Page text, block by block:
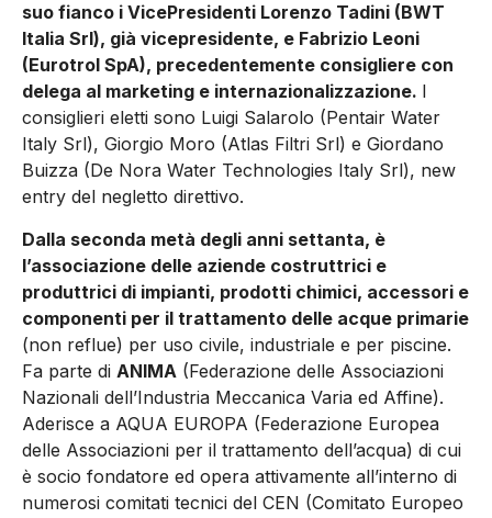
suo fianco i VicePresidenti Lorenzo Tadini (BWT
Italia Srl), già vicepresidente, e Fabrizio Leoni
(Eurotrol SpA), precedentemente consigliere con
delega al marketing e internazionalizzazione. I
consiglieri eletti sono Luigi Salarolo (Pentair Water
Italy Srl), Giorgio Moro (Atlas Filtri Srl) e Giordano
Buizza (De Nora Water Technologies Italy Srl), new
entry del negletto direttivo.
Dalla seconda metà degli anni settanta, è
l’associazione delle aziende costruttrici e
produttrici di impianti, prodotti chimici, accessori e
componenti per il trattamento delle acque primarie
(non reflue) per uso civile, industriale e per piscine.
Fa parte di ANIMA (Federazione delle Associazioni
Nazionali dell’Industria Meccanica Varia ed Affine).
Aderisce a AQUA EUROPA (Federazione Europea
delle Associazioni per il trattamento dell’acqua) di cui
è socio fondatore ed opera attivamente all’interno di
numerosi comitati tecnici del CEN (Comitato Europeo